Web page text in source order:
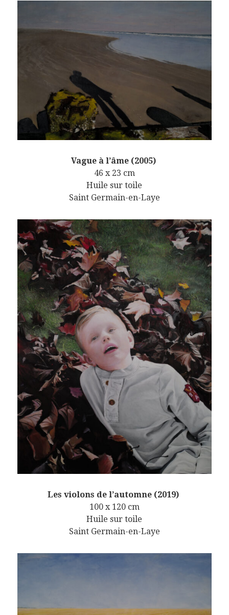
Vague à l’âme (2005)
46 x 23 cm
Huile sur toile
Saint Germain-en-Laye
Les violons de l’automne (2019)
100 x 120 cm
Huile sur toile
Saint Germain-en-Laye